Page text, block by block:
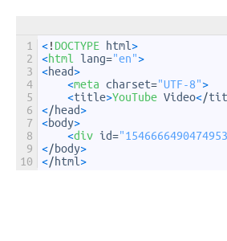
1
2
3
4
5
6
7
8
9
10
<! DOCTYPE html>
<html lang="en">
<head>
<meta charset="UTF-8">
<title>YouTube Video</
</head>
<body>
<div id=
</body>
</html>